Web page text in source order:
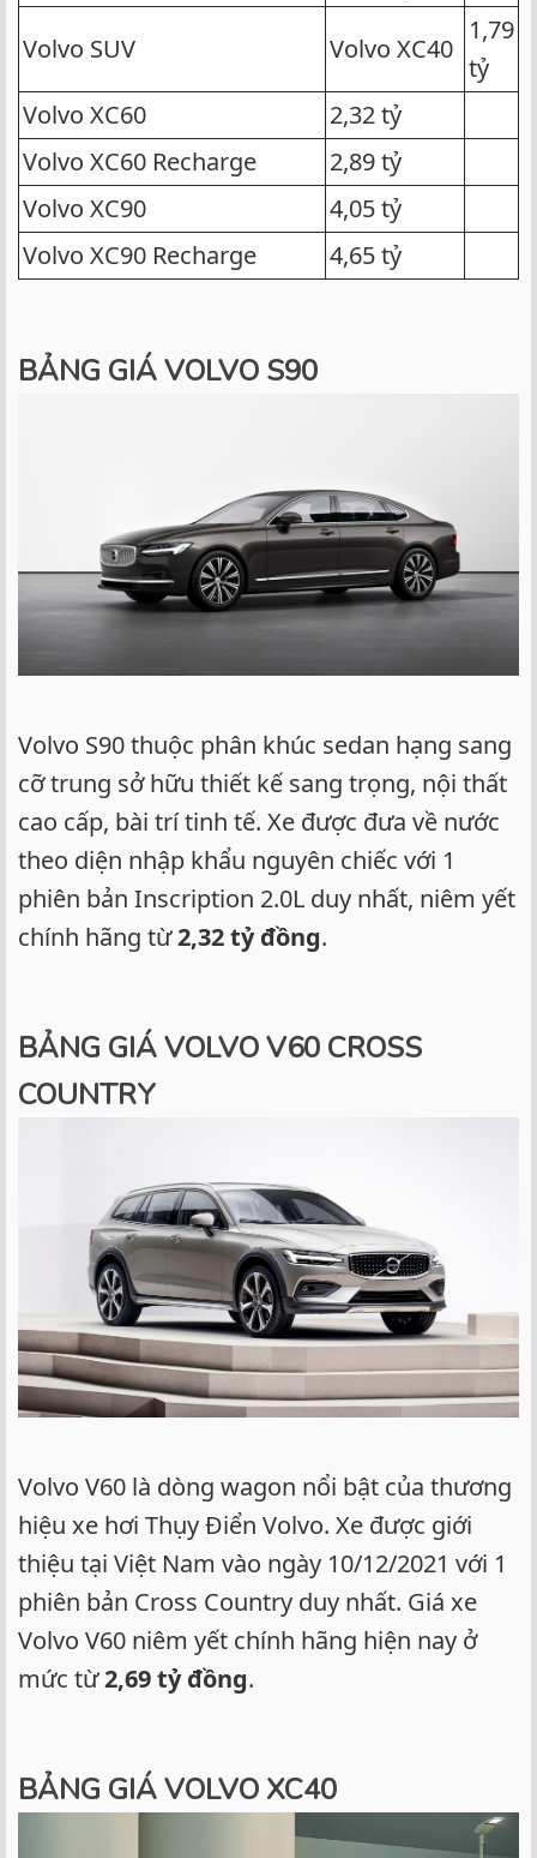
Volvo SUV Volvo XC40
1,79
tỷ
Volvo XC60
2,32 tỷ
Volvo XC60 Recharge
2,89 tỷ
Volvo XC90
4,05 tỷ
Volvo XC90 Recharge
4,65 tỷ
BẢNG GIÁ VOLVO S90
Volvo S90 thuộc phân khúc sedan hạng sang
cỡ trung sở hữu thiết kế sang trọng, nội thất
cao cấp, bài trí tinh tế. Xe được đưa về nước
theo diện nhập khẩu nguyên chiếc với 1
phiên bản Inscription 2.0L duy nhất, niêm yết
chính hãng từ2,32 tỷ đồng.
BẢNG GIÁ VOLVO V60 CROSS
COUNTRY
Volvo V60 là dòng wagon nổi bật của thương
hiệu xe hơi Thụy Điển Volvo. Xe được giới
thiệu tại Việt Nam vào ngày 10/12/2021 với 1
phiên bản Cross Country duy nhất. Giá xe
Volvo V60 niêm yết chính hãng hiện nay ở
mức từ2,69 tỷ đồng.
BẢNG GIÁ VOLVO XC40